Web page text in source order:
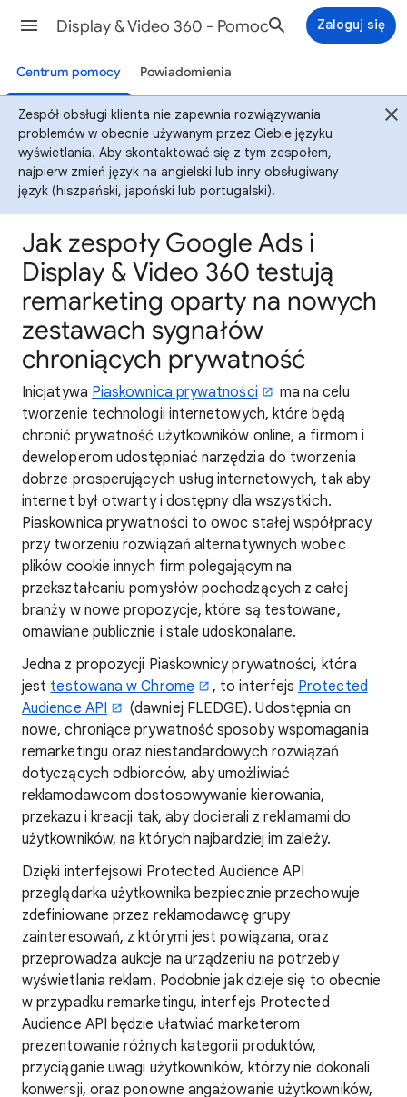
Display & Video 360 - Pomoc Zaloguj się
Centrum pomocy Powiadomienia
Zespół obsługi klienta nie zapewnia rozwiązywania
problemów w obecnie używanym przez Ciebie języku
wyświetlania. Aby skontaktować się z tym zespołem,
najpierw zmień język na angielski lub inny obsługiwany
język (hiszpański, japoński lub portugalski).
Jak zespoły Google Ads i
Display & Video 360 testują
remarketing oparty na nowych
zestawach sygnałów
chroniących prywatność
Inicjatywa Piaskownica prywatności
ma na celu
tworzenie technologii internetowych, które będą
chronić prywatność użytkowników online, a firmom i
deweloperom udostępniać narzędzia do tworzenia
dobrze prosperujących usług internetowych, tak aby
internet był otwarty i dostępny dla wszystkich.
Piaskownica prywatności to owoc stałej współpracy
przy tworzeniu rozwiązań alternatywnych wobec
plików cookie innych firm polegającym na
przekształcaniu pomysłów pochodzących z całej
branży w nowe propozycje, które są testowane,
omawiane publicznie i stale udoskonalane.
Jedna z propozycji Piaskownicy prywatności, która
jest testowana w Chrome , to interfejs Protected
Audience API
(dawniej FLEDGE). Udostępnia on
nowe, chroniące prywatność sposoby wspomagania
remarketingu oraz niestandardowych rozwiązań
dotyczących odbiorców, aby umożliwiać
reklamodawcom dostosowywanie kierowania,
przekazu i kreacji tak, aby docierali z reklamami do
użytkowników, na których najbardziej im zależy.
Dzięki interfejsowi Protected Audience API
przeglądarka użytkownika bezpiecznie przechowuje
zdefiniowane przez reklamodawcę grupy
zainteresowań, z którymi jest powiązana, oraz
przeprowadza aukcje na urządzeniu na potrzeby
wyświetlania reklam. Podobnie jak dzieje się to obecnie
w przypadku remarketingu, interfejs Protected
Audience API będzie ułatwiać marketerom
prezentowanie różnych kategorii produktów,
przyciąganie uwagi użytkowników, którzy nie dokonali
konwersji, oraz ponowne angażowanie użytkowników,